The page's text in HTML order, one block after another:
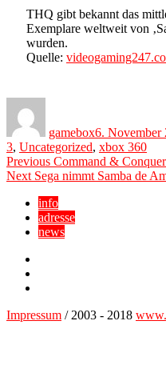
THQ gibt bekannt das
Exemplare weltweit von
wurden.
Quelle:
gamebox6. November
3, Uncategorized, xbox 360
Beitragsnavigation
Previous Previous
post:
Command &
Next Next
Sega nimmt Samba de
info
adresse
news
Impressum / 2003 - 2018